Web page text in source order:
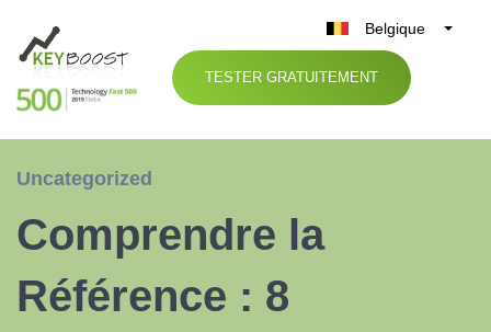
Belgique
België
Nederland
TESTER GRATUITEMENT
Uncategorized
Comprendre la
Référence : 8